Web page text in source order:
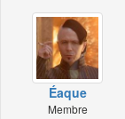
Éaque
Membre